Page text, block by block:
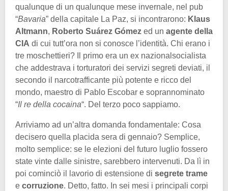
qualunque di un qualunque mese invernale, nel pub
“Bavaria” della capitale La Paz, si incontrarono: Klaus
Altmann, Roberto Suárez Gómez ed un agente della
CIA di cui tutt’ora non si conosce l’identità. Chi erano i
tre moschettieri? Il primo era un ex nazionalsocialista
che addestrava i torturatori dei servizi segreti deviati, il
secondo il narcotrafficante più potente e ricco del
mondo, maestro di Pablo Escobar e soprannominato
“Il re della cocaina“. Del terzo poco sappiamo.
Arriviamo ad un’altra domanda fondamentale: Cosa
decisero quella placida sera di gennaio? Semplice,
molto semplice: se le elezioni del futuro luglio fossero
state vinte dalle sinistre, sarebbero intervenuti. Da lì in
poi cominciò il lavorio di estensione di segrete trame
e corruzione. Detto, fatto. In sei mesi i principali corpi